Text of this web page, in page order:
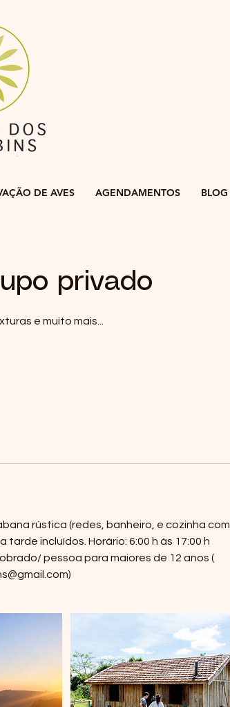
DE AVES AGENDAMENTOS BLOG
privado
e muito mais...
rústica (redes, banheiro, e cozinha com
incluídos. Horário: 6:00 h ás 17:00 h
pessoa para maiores de 12 anos (